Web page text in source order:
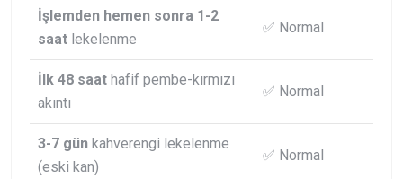
İşlemden hemen sonra 1-2
saat lekelenme
✅ Normal
İlk 48 saat hafif pembe-kırmızı
akıntı
✅ Normal
3-7 gün kahverengi lekelenme
(eski kan)
✅ Normal